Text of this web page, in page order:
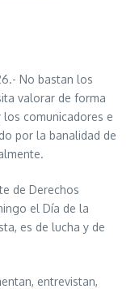
No bastan los
valorar de forma
comunicadores e
por la banalidad de
de Derechos
el Día de la
es de lucha y de
entrevistan,